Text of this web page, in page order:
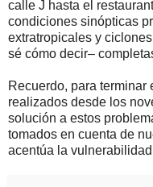
calle J hasta el
condiciones sinópticas
extratropicales y
sé cómo decir–
Recuerdo, para terminar
realizados desde los
solución a estos
tomados en cuenta de
acentúa la